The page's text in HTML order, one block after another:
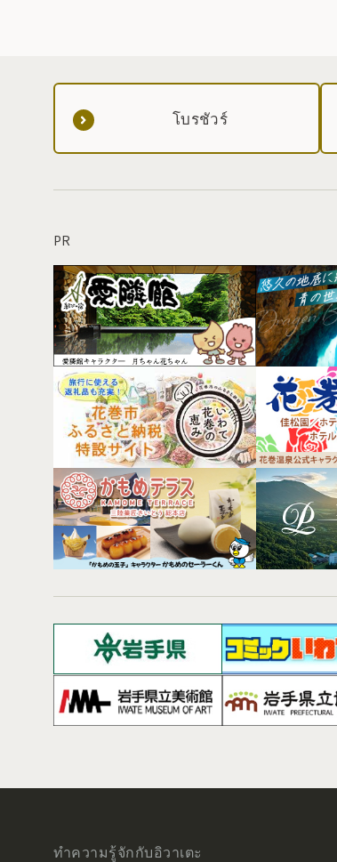
โบรชัวร์
PR
ทำความรู้จักกับอิวาเตะ